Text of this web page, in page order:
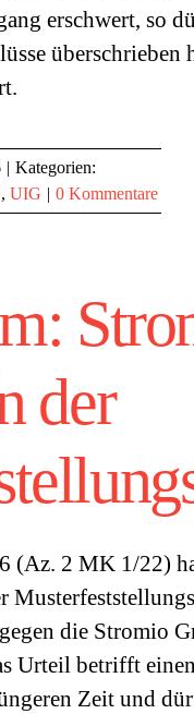
erschwert, so
| Kategorien:
, UIG | 0 Kommentare
der
(Az. 2 MK 1/22)
die Stromio
Urteil betrifft
Zeit und